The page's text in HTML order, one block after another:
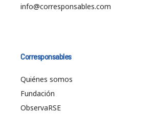
info@corresponsables.com
Corresponsables
Quiénes somos
Fundación
ObservaRSE